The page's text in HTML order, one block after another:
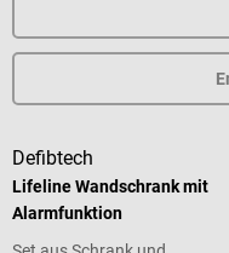
Defibtech
Lifeline Wandschrank mit
Alarmfunktion